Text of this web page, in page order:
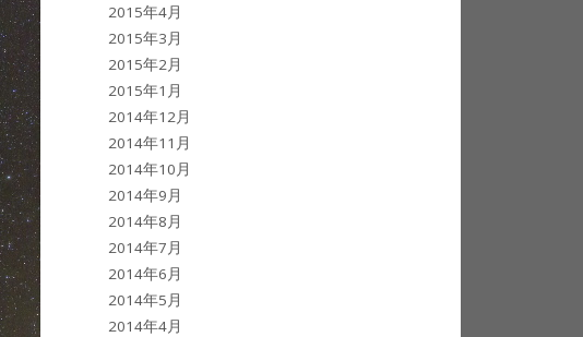
2015年4月
2015年3月
2015年2月
2015年1月
2014年12月
2014年11月
2014年10月
2014年9月
2014年8月
2014年7月
2014年6月
2014年5月
2014年4月